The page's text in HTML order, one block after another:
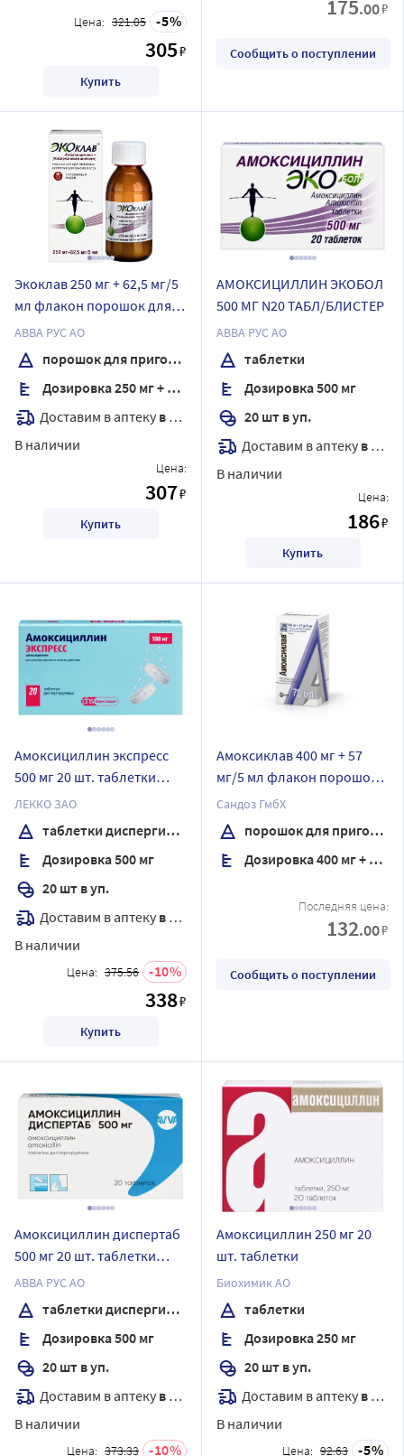
Цена: 321.05 5
305₽
Купить
175.00₽
Сообщить о поступлении
Экоклав 250 мг + 62,5 мг/5
мл флакон порошок для
приготовления суспензии
для приема внутрь 25 гр
АВВА РУС АО
порошок для приготовления суспензии для приема внутрь
Дозировка 250 мг + 62,5 мг/5 мл
Доставим в аптеку в течение 7 дней
В наличии
Цена:
307₽
Купить
АМОКСИЦИЛЛИН ЭКОБОЛ
500 МГ N20 ТАБЛ/БЛИСТЕР
АВВА РУС АО
таблетки
Дозировка 500 мг
20 шт в уп.
Доставим в аптеку в течение 7 дней
В наличии
Цена:
186₽
Купить
Амоксициллин экспресс
500 мг 20 шт. таблетки
диспергируемые
ЛЕККО ЗАО
таблетки диспергируемые
Дозировка 500 мг
20 шт в уп.
Доставим в аптеку в течение 7 дней
В наличии
Цена: 375.56 10
338₽
Купить
Амоксиклав 400 мг + 57
мг/5 мл флакон порошок
для приготовления
суспензии для приема
внутрь 11 гр
комплектность пипетка
градуированная
Сандоз ГмбХ
порошок для приготовления суспензии для приема внутрь
Дозировка 400 мг + 57 мг/5 мл
Последняя цена:
132.00₽
Сообщить о поступлении
Амоксициллин диспертаб
500 мг 20 шт. таблетки
диспергируемые
АВВА РУС АО
таблетки диспергируемые
Дозировка 500 мг
20 шт в уп.
Доставим в аптеку в течение 7 дней
В наличии
Цена: 373.33 10
Амоксициллин 250 мг 20
шт. таблетки
Биохимик АО
таблетки
Дозировка 250 мг
20 шт в уп.
Доставим в аптеку в течение 7 дней
В наличии
Цена: 92.63 5